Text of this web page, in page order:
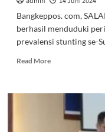
Terkait
Penerapan
2022
Bangkeppos. com,
berhasil menduduki
prevalensi stunting se-
Read MoreRead
Bangkep
Peringkat